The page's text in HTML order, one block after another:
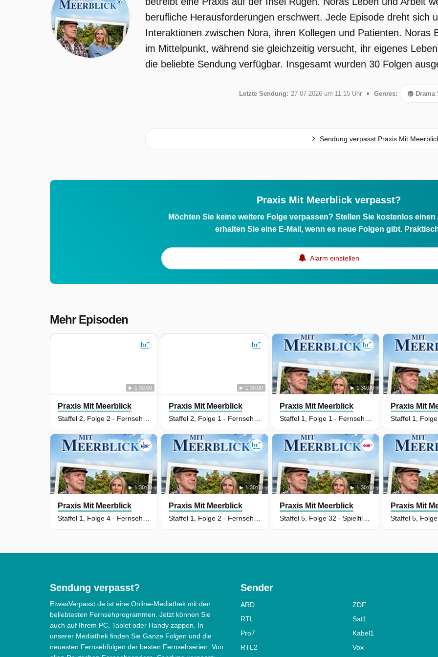
ausgestrahlt am Sonntag 26 April 2026,
13:25 Uhr. Diese Folge wurde zuerst am
Freitag 17 April 2026 gepostet.
berufliche Herausforderungen erschwert. Jede Episode dreht sich
Interaktionen zwischen Nora, ihren Kollegen und Patienten. Noras
im Mittelpunkt, während sie gleichzeitig versucht, ihr eigenes
die beliebte Sendung verfügbar. Insgesamt wurden 30 Folgen
Letzte Sendung: 27-07-2026 um 11:15 Uhr Genres: Drama
Sendung verpasst Praxis Mit
Praxis Mit Meerblick verpasst?
Möchten Sie keine weitere Folge verpassen? Stellen Sie kostenlos einen
erhalten Sie eine E-Mail, wenn es neue Folgen gibt.
Alarm einstellen
Mehr Episoden
1:30:00
Praxis Mit Meerblick
1:30:00
Praxis Mit Meerblick
1:30:00
Praxis Mit Meerblick
1:30:00
Praxis Mit Meerblick
1:30:00
Praxis Mit Meerblick Praxis Mit
1:30:00
Praxis Mit Meerblick Praxis Mit
Sendung verpasst?
EtwasVerpasst.de ist eine Online-Mediathek mit den
beliebtesten Fernsehprogrammen. Jetzt können Sie
auch auf Ihrem PC, Tablet oder Handy zappen. In
unserer Mediathek finden Sie Ganze Folgen und die
neuesten Fernsehfolgen der besten Fernsehserien. Von
Sender
ARD
ZDF
RTL
Sat1
Pro7
Kabel1
RTL2
Vox